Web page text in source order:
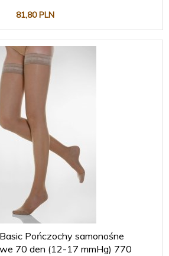
81,80 PLN
Pończochy samonośne
70 den (12-17 mmHg) 770